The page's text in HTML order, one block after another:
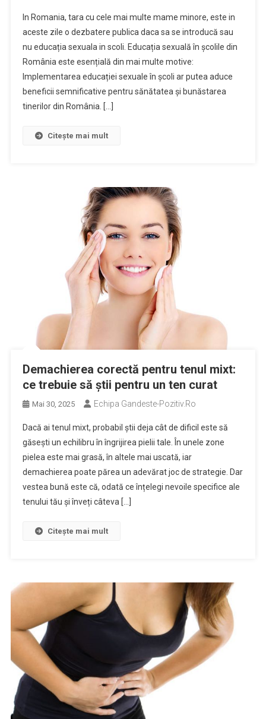
In Romania, tara cu cele mai multe mame minore, este in
aceste zile o dezbatere publica daca sa se introducă sau
nu educația sexuala in scoli. Educația sexuală în școlile din
România este esențială din mai multe motive:
Implementarea educației sexuale în școli ar putea aduce
beneficii semnificative pentru sănătatea și bunăstarea
tinerilor din România. […]
Citește mai mult
Demachierea corectă pentru tenul mixt:
ce trebuie să știi pentru un ten curat
Mai 30, 2025 Echipa Gandeste-Pozitiv.ro
Dacă ai tenul mixt, probabil știi deja cât de dificil este să
găsești un echilibru în îngrijirea pielii tale. În unele zone
pielea este mai grasă, în altele mai uscată, iar
demachierea poate părea un adevărat joc de strategie. Dar
vestea bună este că, odată ce înțelegi nevoile specifice ale
tenului tău și înveți câteva […]
Citește mai mult